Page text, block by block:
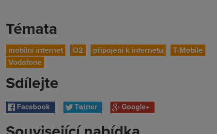
Témata
mobilní internet O2 připojení k internetu
T-Mobile
Vodafone
Sdílejte
Facebook Twitter Google+